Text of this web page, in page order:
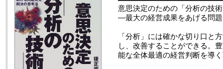
意思決定のための「分析の技
―最大の経営成果をあげる問
「分析」には確かな切り口と
し、改善することができる。
能な全体最適の経営判断を導